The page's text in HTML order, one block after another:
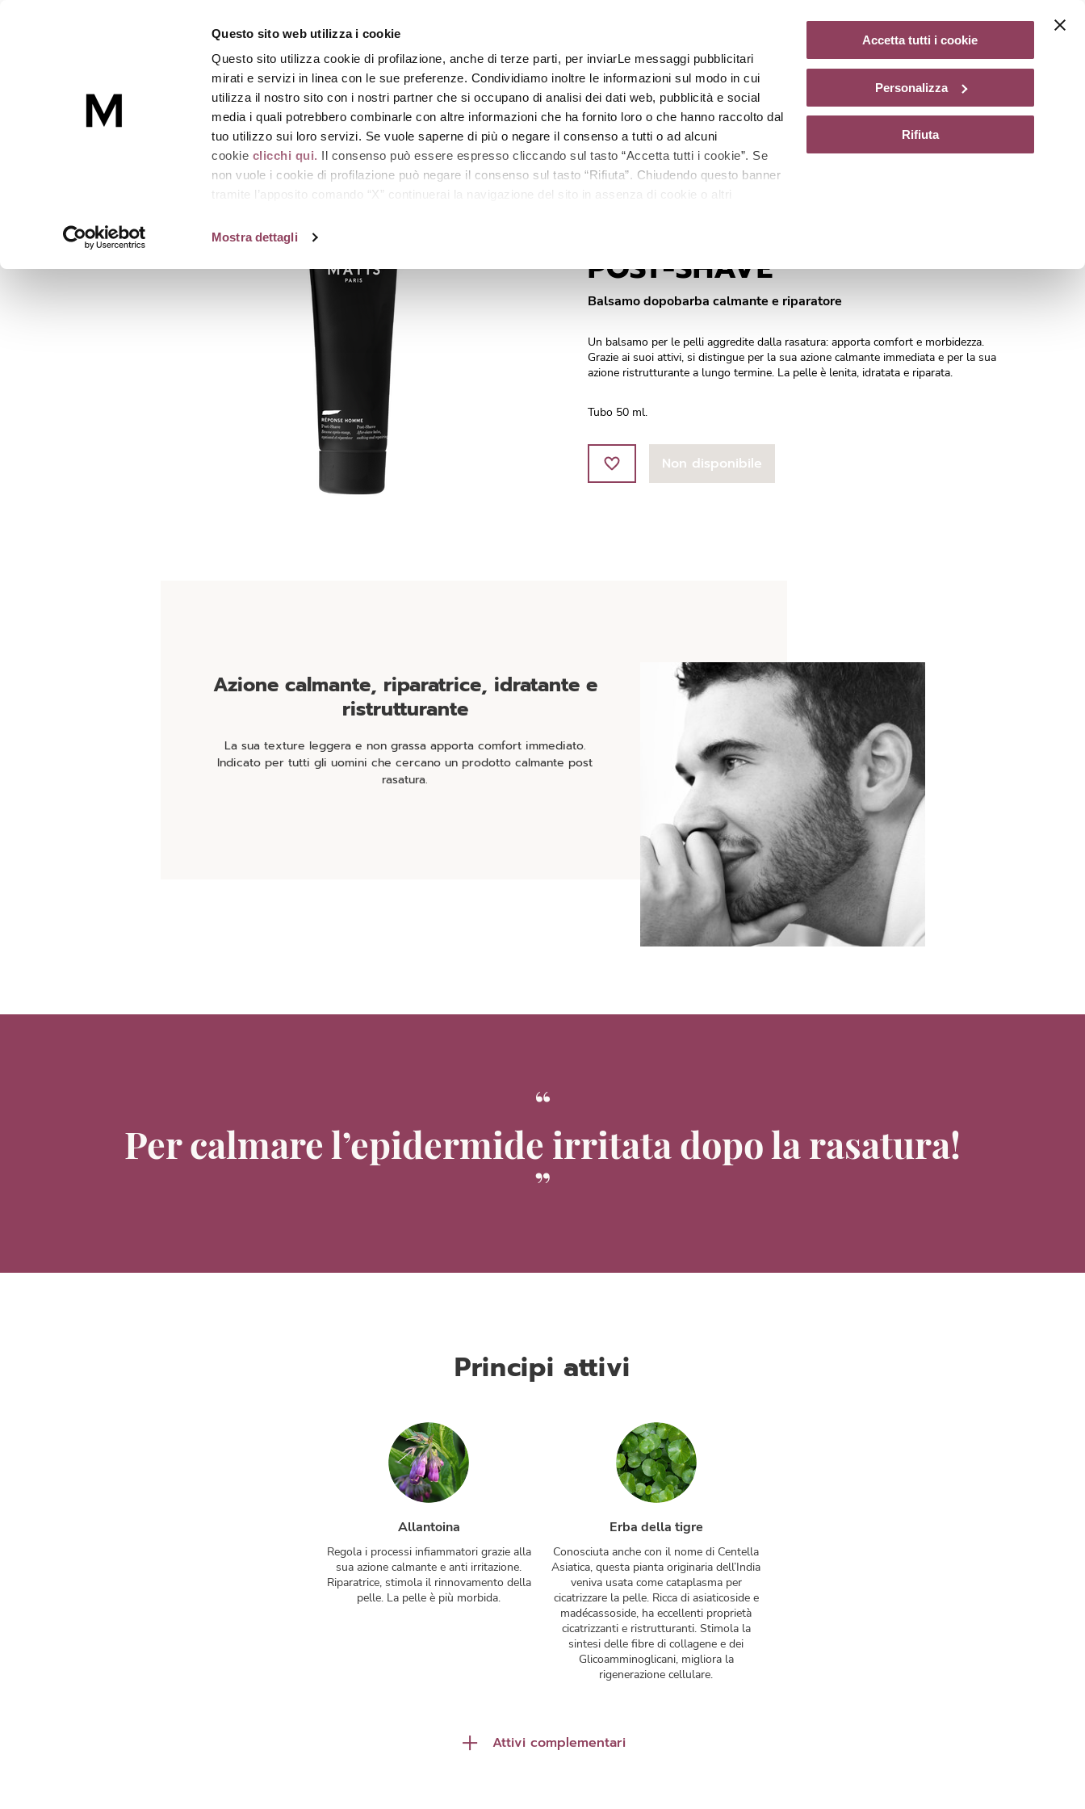
Questo sito web utilizza i cookie
Questo sito utilizza cookie di profilazione, anche di terze parti, per inviarLe messaggi pubblicitari
mirati e servizi in linea con le sue preferenze. Condividiamo inoltre le informazioni sul modo in cui
utilizza il nostro sito con i nostri partner che si occupano di analisi dei dati web, pubblicità e social
media i quali potrebbero combinarle con altre informazioni che ha fornito loro o che hanno raccolto dal
tuo utilizzo sui loro servizi. Se vuole saperne di più o negare il consenso a tutti o ad alcuni
cookie clicchi qui. Il consenso può essere espresso cliccando sul tasto “Accetta tutti i cookie”. Se
non vuole i cookie di profilazione può negare il consenso sul tasto “Rifiuta”. Chiudendo questo banner
tramite l’apposito comando “X” continuerai la navigazione del sito in assenza di cookie o altri
Mostra dettagli
Accetta tutti i cookie
Personalizza
Rifiuta
Skincare Linee Trattamenti Centri estetici Matis Paris Magazine
POST-SHAVE Non disponibile
POST-SHAVE
POST-SHAVE
Balsamo dopobarba calmante e riparatore
Un balsamo per le pelli aggredite dalla rasatura: apporta comfort e morbidezza.
Grazie ai suoi attivi, si distingue per la sua azione calmante immediata e per la sua
azione ristrutturante a lungo termine. La pelle è lenita, idratata e riparata.
Tubo 50 ml.
Non disponibile
Azione calmante, riparatrice, idratante e
ristrutturante
La sua texture leggera e non grassa apporta comfort immediato.
Indicato per tutti gli uomini che cercano un prodotto calmante post
rasatura.
Per calmare l’epidermide irritata dopo la rasatura!
Principi attivi
Allantoina
Regola i processi infiammatori grazie alla
sua azione calmante e anti irritazione.
Riparatrice, stimola il rinnovamento della
pelle. La pelle è più morbida.
Erba della tigre
Conosciuta anche con il nome di Centella
Asiatica, questa pianta originaria dell’India
veniva usata come cataplasma per
cicatrizzare la pelle. Ricca di asiaticoside e
madécassoside, ha eccellenti proprietà
cicatrizzanti e ristrutturanti. Stimola la
sintesi delle fibre di collagene e dei
Glicoamminoglicani, migliora la
rigenerazione cellulare.
Attivi complementari